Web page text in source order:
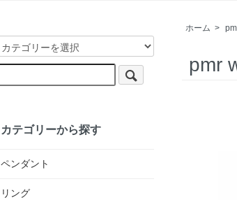
ホーム >
pmr
カテゴリーから探す
ペンダント
リング